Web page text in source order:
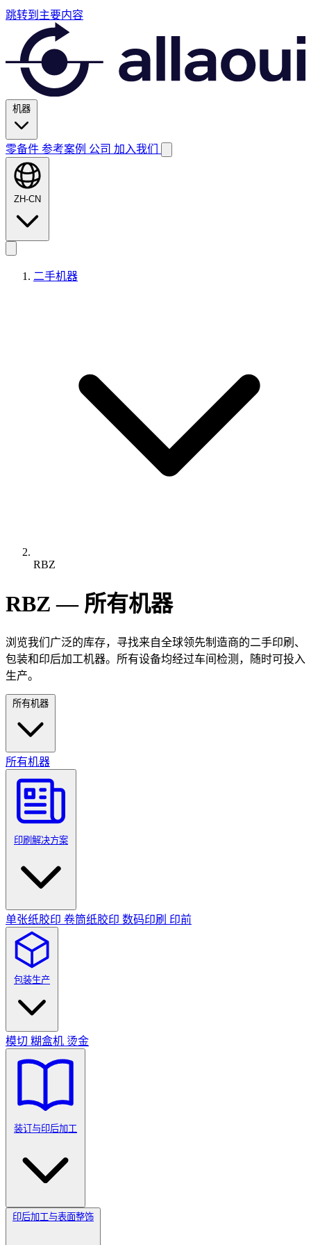
跳转到主要内容
机器
零备件 参考案例 公司 加入我们
ZH-CN
二手机器
RBZ
RBZ — 所有机器
浏览我们广泛的库存，寻找来自全球领先制造商的二手印刷、
包装和印后加工机器。所有设备均经过车间检测，随时可投入
生产。
所有机器
所有机器
印刷解决方案
单张纸胶印 卷筒纸胶印 数码印刷 印前
包装生产
模切 糊盒机 烫金
装订与印后加工
印后加工与表面整饰